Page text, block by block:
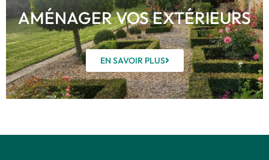
AMÉNAGER VOS EXTÉRIEURS
EN SAVOIR PLUS